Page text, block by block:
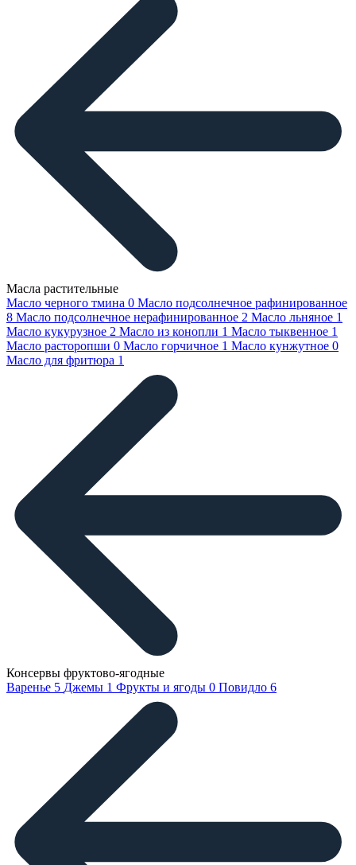
Масла растительные
Масло черного тмина 0 Масло подсолнечное рафинированное
8 Масло подсолнечное нерафинированное 2 Масло льняное 1
Масло кукурузное 2 Масло из конопли 1 Масло тыквенное 1
Масло расторопши 0 Масло горчичное 1 Масло кунжутное 0
Масло для фритюра 1
Консервы фруктово-ягодные
Варенье 5 Джемы 1 Фрукты и ягоды 0 Повидло 6